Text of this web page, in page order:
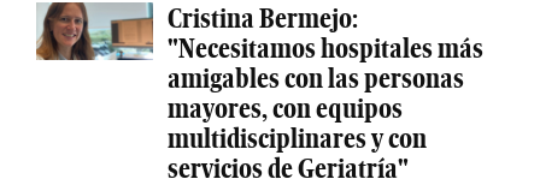
Cristina Bermejo:
"Necesitamos hospitales más
amigables con las personas
mayores, con equipos
multidisciplinares y con
servicios de Geriatría"